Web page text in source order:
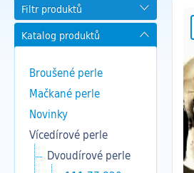
Filtr produktů
Katalog produktů
Broušené perle
Mačkané perle
Novinky
Vícedírové perle
Dvoudírové perle